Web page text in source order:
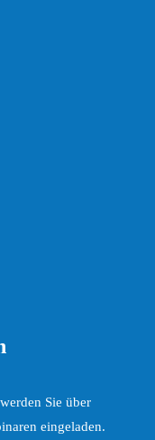
Sie über
eingeladen.